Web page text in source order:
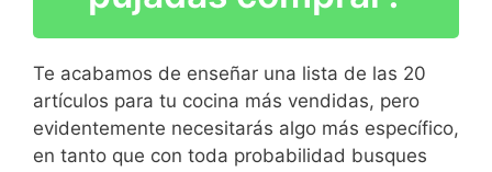
todo tipo de cocinas
Fondo difusor tipo
sandwich All-Over
Technology. Mejor
Te acabamos de enseñar una lista de las 20
artículos para tu cocina más vendidas, pero
evidentemente necesitarás algo más específico,
en tanto que con toda probabilidad busques